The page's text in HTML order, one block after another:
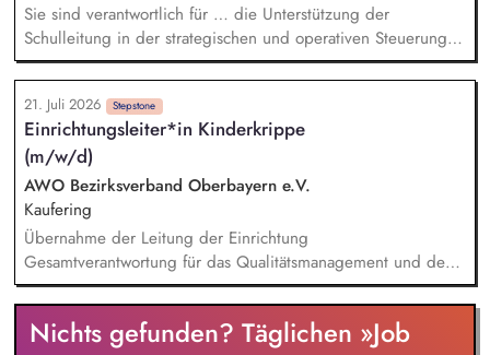
Sie sind verantwortlich für … die Unterstützung der
Schulleitung in der strategischen und operativen Steuerung
des Schulbetriebs die Mitwirkung an der pädagogischen
Weiterentwicklung sowie an der Qualitätsentwicklung und
Umsetzung moderner didaktischer Konzepte die fachliche
Begleitung und Unterstützung des Lehrkräfte-Teams sowie die
Förderung einer professionellen, wertschätzenden
Zusammenarbeit die Übernahme eigener Lehrtätigkeit in
Theorie und Praxis die Pflege und den Ausbau der
Zusammenarbeit mit Praxispartnern und externen Institutionen
21. Juli 2026 Stepstone
Einrichtungsleiter*in Kinderkrippe
(m/w/d)
AWO Bezirksverband Oberbayern e.V.
Kaufering
Übernahme der Leitung der Einrichtung
Gesamtverantwortung für das Qualitätsmanagement und den
wirtschaftlichen Erfolg der Einrichtung Leitung von
Teamsitzungen sowie Teilnahme und (Mit-)Gestaltung von
Elternabenden Erarbeitung von Konzepten gemeinsam mit
Nichts gefunden? Täglichen »Job